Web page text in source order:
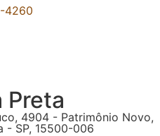
4260
Preta
4904 - Patrimônio Novo,
- SP, 15500-006